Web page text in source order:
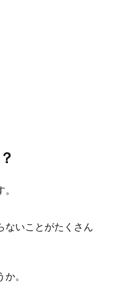
ないことがたくさん
。